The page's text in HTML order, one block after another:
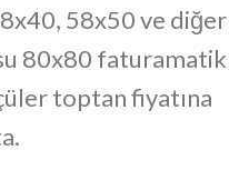
58x50 ve diğer
80x80 faturamatik
toptan fiyatına